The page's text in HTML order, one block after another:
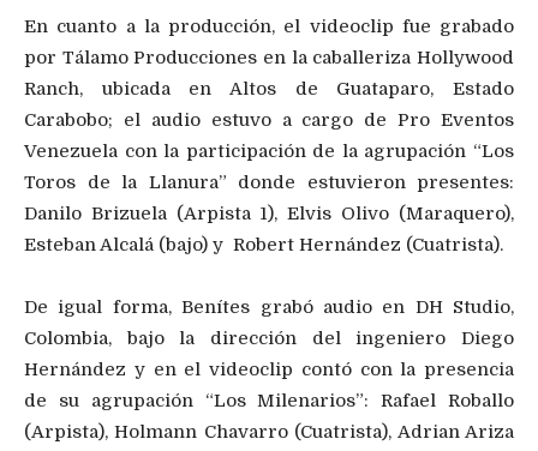
En cuanto a la producción, el videoclip fue grabado
por Tálamo Producciones en la caballeriza Hollywood
Ranch, ubicada en Altos de Guataparo, Estado
Carabobo; el audio estuvo a cargo de Pro Eventos
Venezuela con la participación de la agrupación “Los
Toros de la Llanura” donde estuvieron presentes:
Danilo Brizuela (Arpista 1), Elvis Olivo (Maraquero),
Esteban Alcalá (bajo) y Robert Hernández (Cuatrista).
De igual forma, Benítes grabó audio en DH Studio,
Colombia, bajo la dirección del ingeniero Diego
Hernández y en el videoclip contó con la presencia
de su agrupación “Los Milenarios”: Rafael Roballo
(Arpista), Holmann Chavarro (Cuatrista), Adrian Ariza